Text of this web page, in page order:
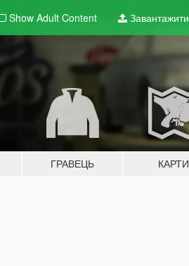
Show Adult Content Завантажити
ГРАВЕЦЬ КАРТИ